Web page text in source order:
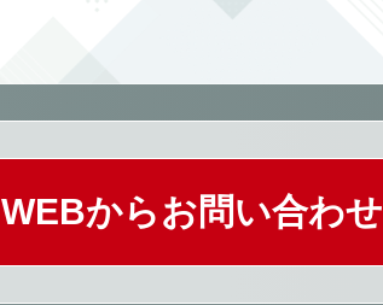
WEBからお問い合わせ